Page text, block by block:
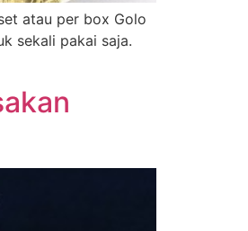
atau per box Golo
sekali pakai saja.